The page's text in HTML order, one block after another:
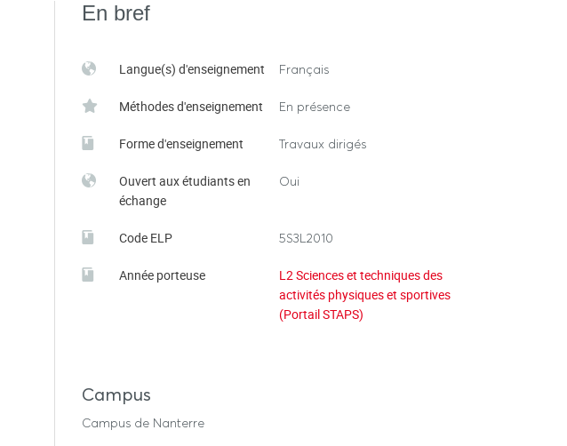
En bref
Langue(s) d'enseignement Français
Méthodes d'enseignement En présence
Forme d'enseignement Travaux dirigés
Ouvert aux étudiants en
échange
Oui
Code ELP 5S3L2010
Année porteuse
L2 Sciences et techniques des
activités physiques et sportives
(Portail STAPS)
Campus
Campus de Nanterre